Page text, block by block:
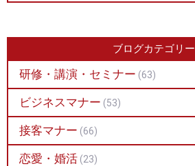
ブログカテゴリー
研修・講演・セミナー (63)
ビジネスマナー (53)
接客マナー (66)
恋愛・婚活 (23)